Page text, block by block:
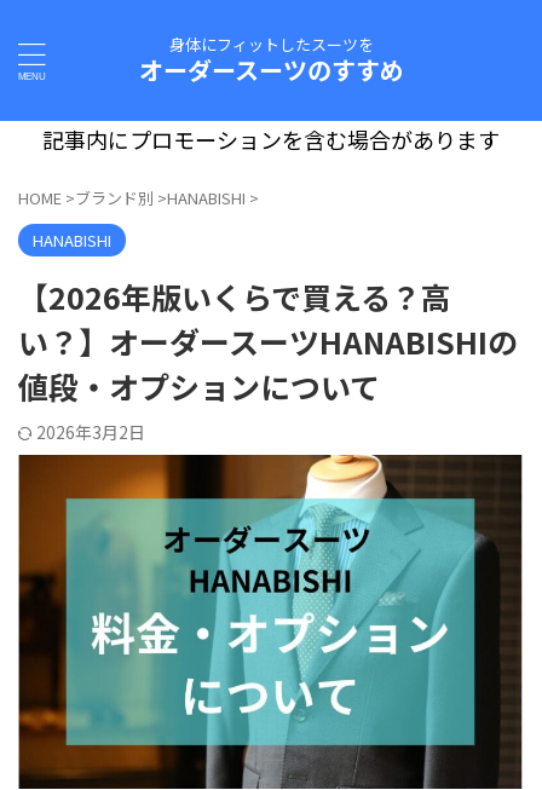
身体にフィットしたスーツを
オーダースーツのすすめ
記事内にプロモーションを含む場合があります
HOME >ブランド別 >HANABISHI >
HANABISHI
【2026年版いくらで買える？高
い？】オーダースーツHANABISHIの
値段・オプションについて
2026年3月2日